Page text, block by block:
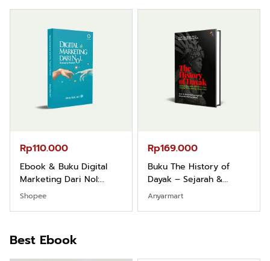
Rp110.000
Ebook & Buku Digital
Marketing Dari Nol:
Fondasi & Mindset untuk
Pemula
Shopee
Rp169.000
Buku The History of
Dayak – Sejarah &
Identitas Borneo Asli
Anyarmart
Best Ebook